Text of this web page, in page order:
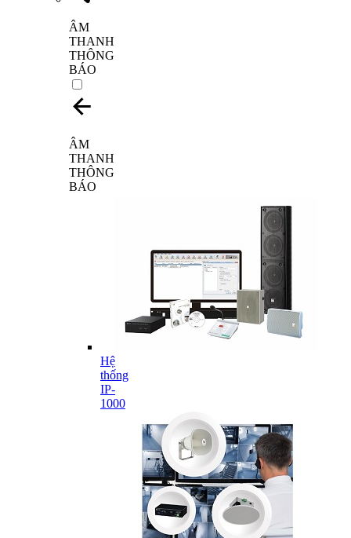
ÂM
THANH
THÔNG
BÁO
ÂM
THANH
THÔNG
BÁO
Hệ
thống
IP-
1000